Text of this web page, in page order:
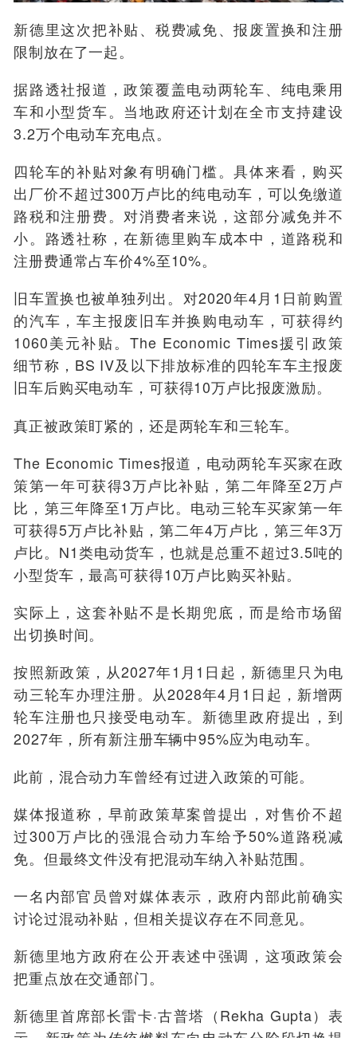
新德里这次把补贴、税费减免、报废置换和注册
限制放在了一起。
据路透社报道，政策覆盖电动两轮车、纯电乘用
车和小型货车。当地政府还计划在全市支持建设
3.2万个电动车充电点。
四轮车的补贴对象有明确门槛。具体来看，购买
出厂价不超过300万卢比的纯电动车，可以免缴道
路税和注册费。对消费者来说，这部分减免并不
小。路透社称，在新德里购车成本中，道路税和
注册费通常占车价4%至10%。
旧车置换也被单独列出。对2020年4月1日前购置
的汽车，车主报废旧车并换购电动车，可获得约
1060美元补贴。The Economic Times援引政策
细节称，BS IV及以下排放标准的四轮车车主报废
旧车后购买电动车，可获得10万卢比报废激励。
真正被政策盯紧的，还是两轮车和三轮车。
The Economic Times报道，电动两轮车买家在政
策第一年可获得3万卢比补贴，第二年降至2万卢
比，第三年降至1万卢比。电动三轮车买家第一年
可获得5万卢比补贴，第二年4万卢比，第三年3万
卢比。N1类电动货车，也就是总重不超过3.5吨的
小型货车，最高可获得10万卢比购买补贴。
实际上，这套补贴不是长期兜底，而是给市场留
出切换时间。
按照新政策，从2027年1月1日起，新德里只为电
动三轮车办理注册。从2028年4月1日起，新增两
轮车注册也只接受电动车。新德里政府提出，到
2027年，所有新注册车辆中95%应为电动车。
此前，混合动力车曾经有过进入政策的可能。
媒体报道称，早前政策草案曾提出，对售价不超
过300万卢比的强混合动力车给予50%道路税减
免。但最终文件没有把混动车纳入补贴范围。
一名内部官员曾对媒体表示，政府内部此前确实
讨论过混动补贴，但相关提议存在不同意见。
新德里地方政府在公开表述中强调，这项政策会
把重点放在交通部门。
新德里首席部长雷卡·古普塔（Rekha Gupta）表